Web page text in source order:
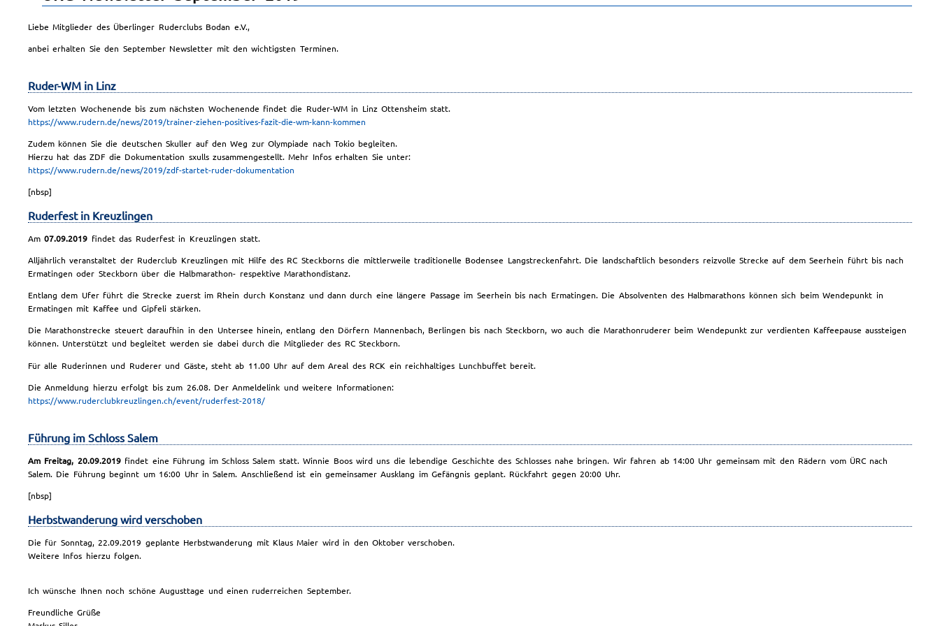
Liebe Mitglieder des Überlinger Ruderclubs Bodan e.V.,
anbei erhalten Sie den September Newsletter mit den wichtigsten Terminen.
Ruder-WM in Linz
Vom letzten Wochenende bis zum nächsten Wochenende findet die Ruder-WM in Linz Ottensheim statt.
https://www.rudern.de/news/2019/trainer-ziehen-positives-fazit-die-wm-kann-kommen
Zudem können Sie die deutschen Skuller auf den Weg zur Olympiade nach Tokio begleiten.
Hierzu hat das ZDF die Dokumentation sxulls zusammengestellt. Mehr Infos erhalten Sie unter:
https://www.rudern.de/news/2019/zdf-startet-ruder-dokumentation
[nbsp]
Ruderfest in Kreuzlingen
Am07.09.2019 findet das Ruderfest in Kreuzlingen statt.
Alljährlich veranstaltet der Ruderclub Kreuzlingen mit Hilfe des RC Steckborns die mittlerweile traditionelle Bodensee Langstreckenfahrt. Die landschaftlich besonders reizvolle Strecke auf dem Seerhein führt bis nach
Ermatingen oder Steckborn über die Halbmarathon- respektive Marathondistanz.
Entlang dem Ufer führt die Strecke zuerst im Rhein durch Konstanz und dann durch eine längere Passage im Seerhein bis nach Ermatingen. Die Absolventen des Halbmarathons können sich beim Wendepunkt in
Ermatingen mit Kaffee und Gipfeli stärken.
Die Marathonstrecke steuert daraufhin in den Untersee hinein, entlang den Dörfern Mannenbach, Berlingen bis nach Steckborn, wo auch die Marathonruderer beim Wendepunkt zur verdienten Kaffeepause aussteigen
können. Unterstützt und begleitet werden sie dabei durch die Mitglieder des RC Steckborn.
Für alle Ruderinnen und Ruderer und Gäste, steht ab 11.00 Uhr auf dem Areal des RCK ein reichhaltiges Lunchbuffet bereit.
Die Anmeldung hierzu erfolgt bis zum 26.08. Der Anmeldelink und weitere Informationen:
https://www.ruderclubkreuzlingen.ch/event/ruderfest-2018/
Führung im Schloss Salem
Am Freitag, 20.09.2019findet eine Führung im Schloss Salem statt. Winnie Boos wird uns die lebendige Geschichte des Schlosses nahe bringen. Wir fahren ab 14:00 Uhr gemeinsam mit den Rädern vom ÜRC nach
Salem. Die Führung beginnt um 16:00 Uhr in Salem. Anschließend ist ein gemeinsamer Ausklang im Gefängnis geplant. Rückfahrt gegen 20:00 Uhr.
[nbsp]
Herbstwanderung wird verschoben
Die für Sonntag, 22.09.2019 geplante Herbstwanderung mit Klaus Maier wird in den Oktober verschoben.
Weitere Infos hierzu folgen.
Ich wünsche Ihnen noch schöne Augusttage und einen ruderreichen September.
Freundliche Grüße